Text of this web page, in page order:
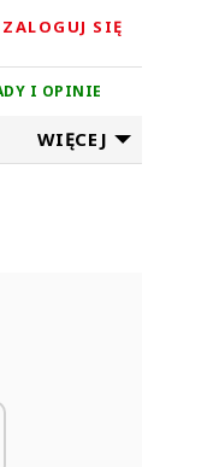
ZALOGUJ SIĘ
I OPINIE
WIĘCEJ